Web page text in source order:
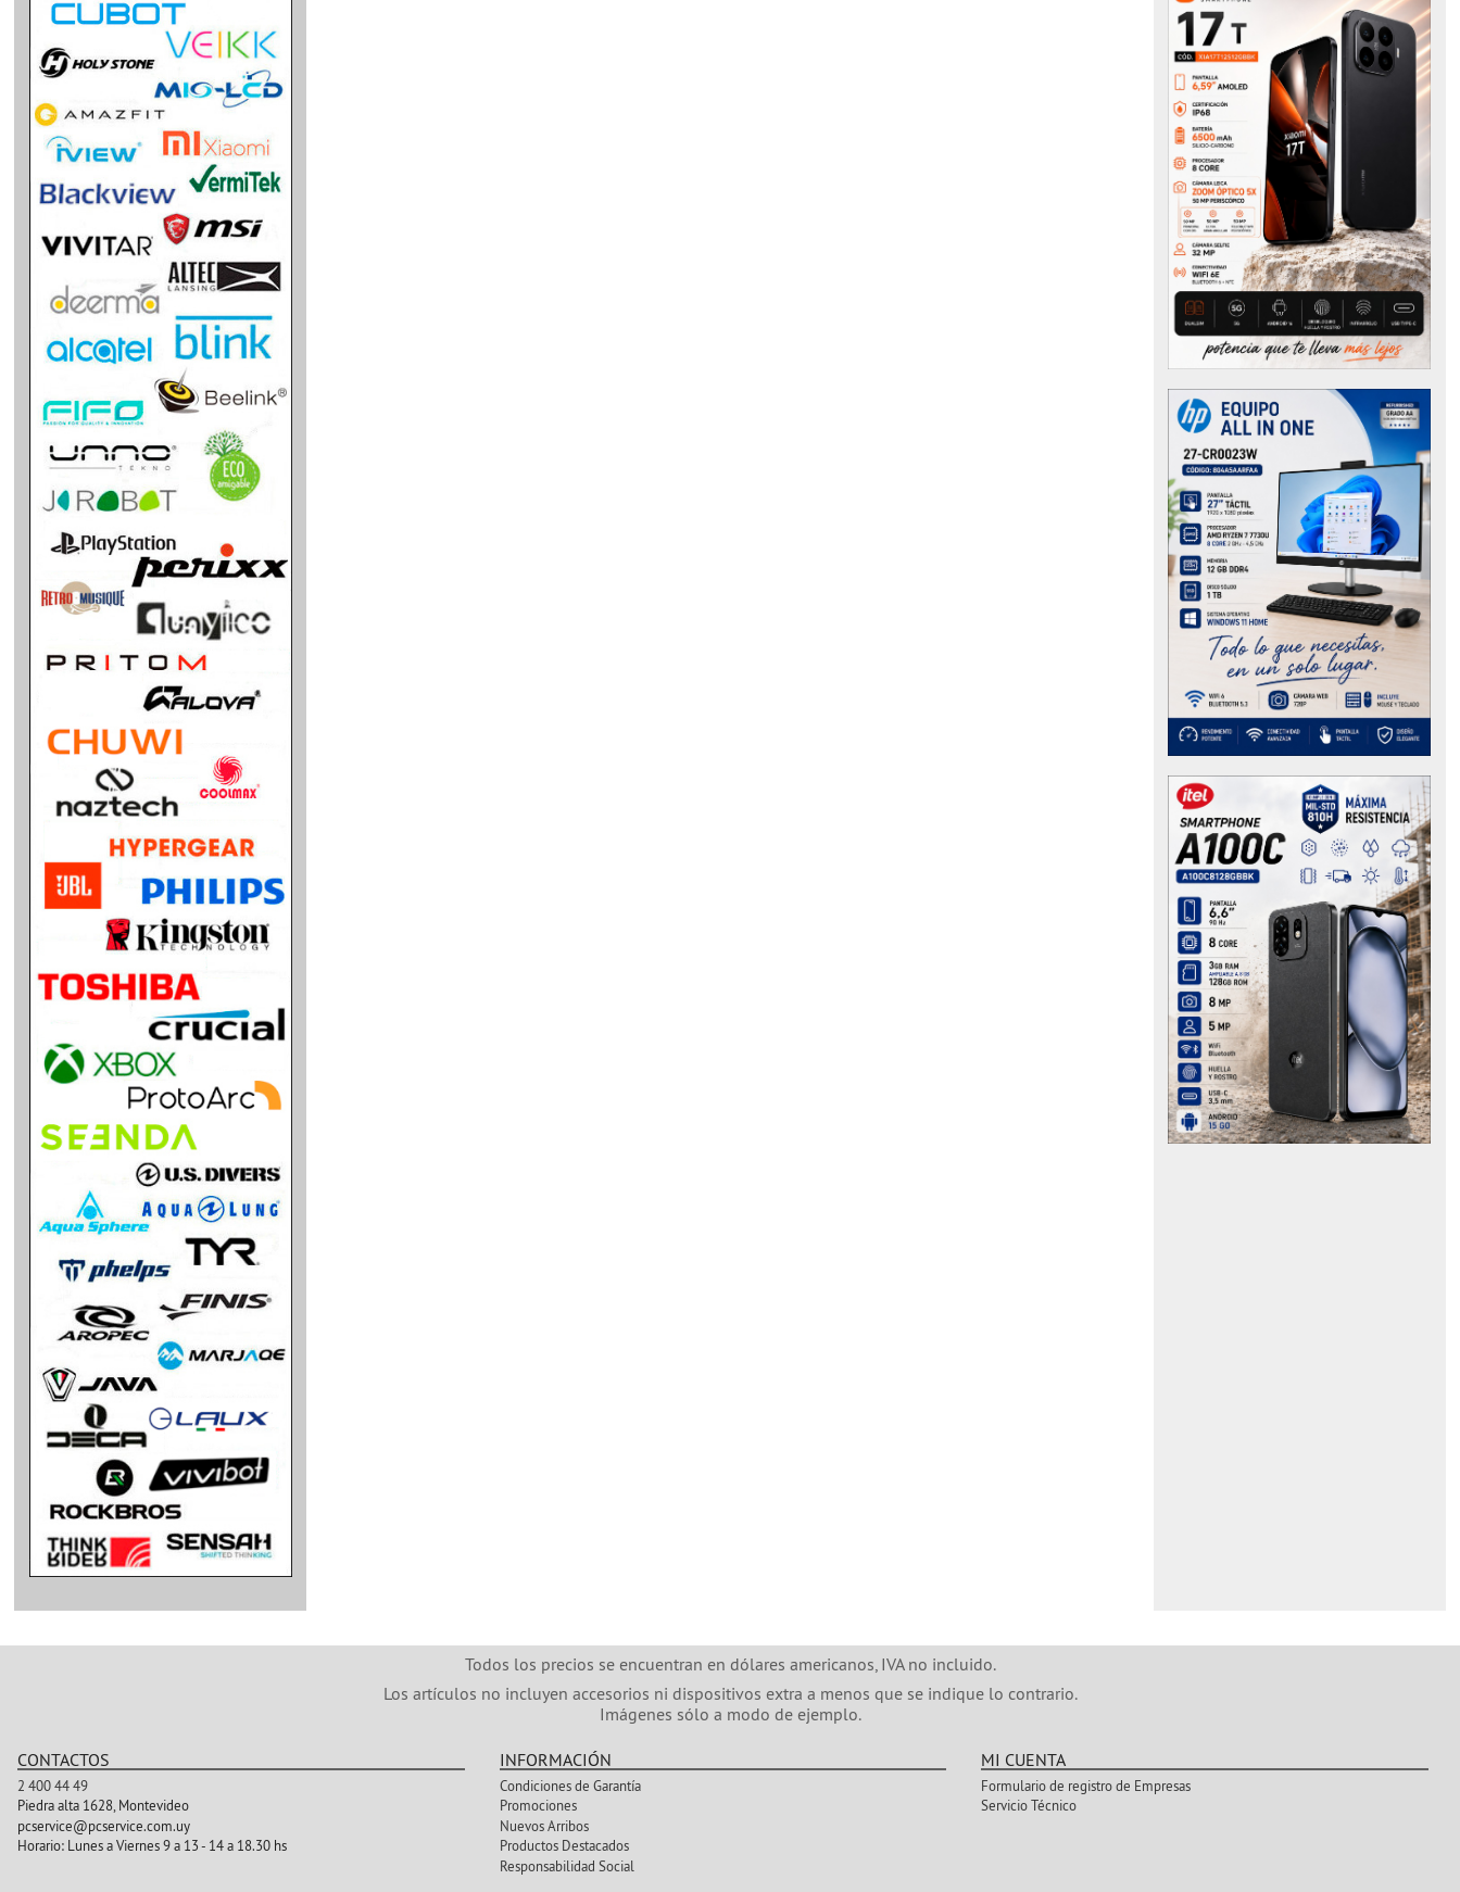
Todos los precios se encuentran en dólares americanos, IVA no incluido.
Los artículos no incluyen accesorios ni dispositivos extra a menos que se indique lo contrario.
Imágenes sólo a modo de ejemplo.
CONTACTOS
2 400 44 49
Piedra alta 1628, Montevideo
pcservice@pcservice.com.uy
Horario: Lunes a Viernes 9 a 13 - 14 a 18.30 hs
INFORMACIÓN
Condiciones de Garantía
Promociones
Nuevos Arribos
Productos Destacados
Responsabilidad Social
MI CUENTA
Formulario de registro de Empresas
Servicio Técnico